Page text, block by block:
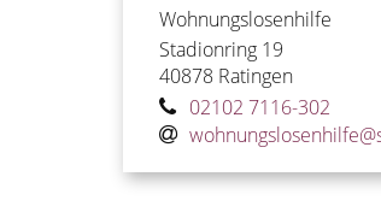
Wohnungslosenhilfe
Stadionring 19
40878 Ratingen
02102 7116-302